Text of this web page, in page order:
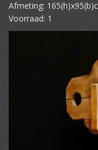
Afmeting:
Voorraad: 1